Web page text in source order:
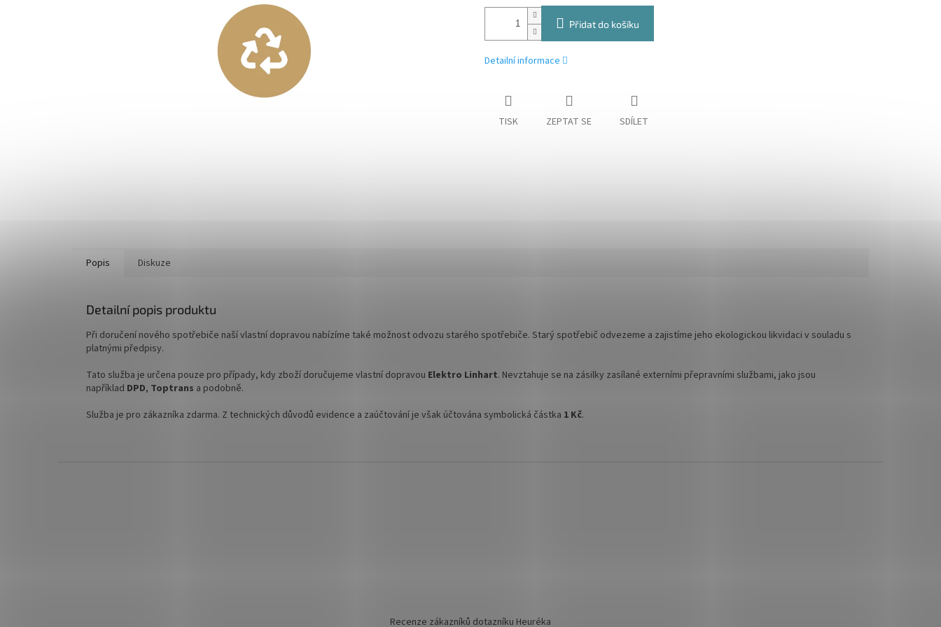
Přidat do košíku
Detailní informace
TISK ZEPTAT SE SDÍLET
Popis Diskuze
Detailní popis produktu
Při doručení nového spotřebiče naší vlastní dopravou nabízíme také možnost odvozu starého spotřebiče. Starý spotřebič odvezeme a zajistíme jeho ekologickou likvidaci v souladu s
platnými předpisy.
Tato služba je určena pouze pro případy, kdy zboží doručujeme vlastní dopravou Elektro Linhart. Nevztahuje se na zásilky zasílané externími přepravními službami, jako jsou
například DPD, Toptrans a podobně.
Služba je pro zákazníka zdarma. Z technických důvodů evidence a zaúčtování je však účtována symbolická částka 1 Kč.
Recenze zákazníků dotazníku Heuréka